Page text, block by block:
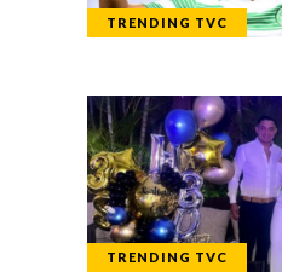
TRENDING TVC
TRENDING TVC